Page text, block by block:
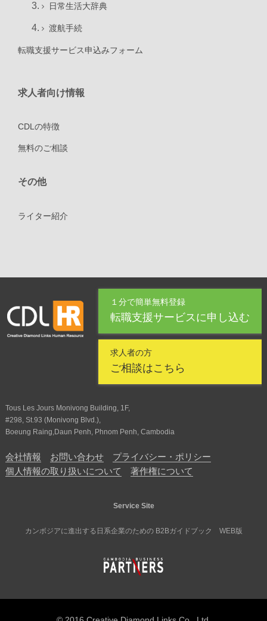
日常生活大辞典
渡航手続
転職支援サービス申込みフォーム
求人者向け情報
CDLの特徴
無料のご相談
その他
ライター紹介
１分で簡単無料登録
転職支援サービスに申し込む
求人者の方
ご相談はこちら
Tous Les Jours Monivong Building, 1F,
#298, St.93 (Monivong Blvd.),
Boeung Raing,Daun Penh, Phnom Penh, Cambodia
会社情報 お問い合わせ
プライバシー・ポリシー
個人情報の取り扱いについて
著作権について
Service Site
カンボジアに進出する日系企業のための B2Bガイドブック WEB版